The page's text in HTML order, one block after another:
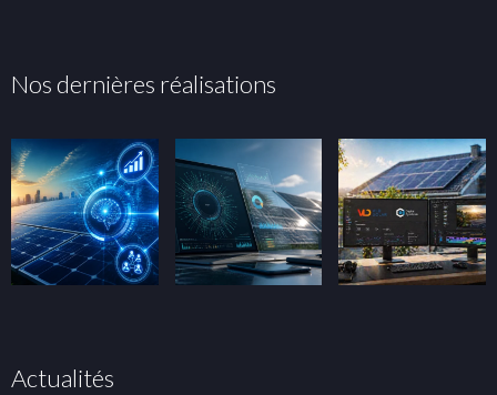
Nos dernières réalisations
Actualités